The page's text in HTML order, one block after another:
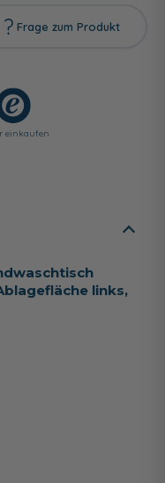
Frage zum Produkt
einkaufen
links,